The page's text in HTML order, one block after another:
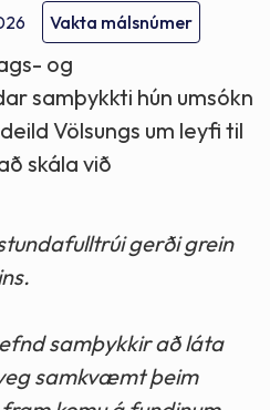
Vakta málsnúmer
og
samþykkti hún umsókn
Völsungs um leyfi til
skála við
gerði grein
samþykkir að láta
samkvæmt þeim